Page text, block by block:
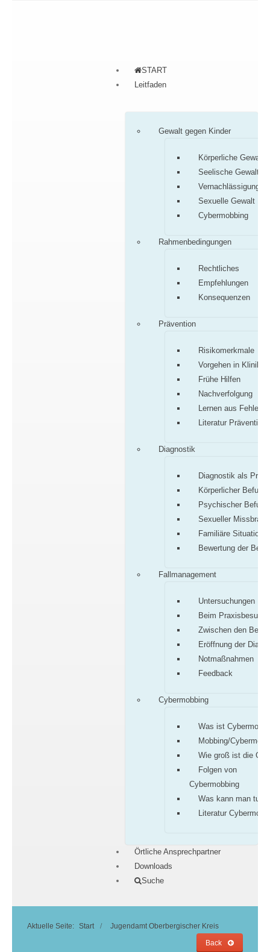
START
Leitfaden
Gewalt gegen Kinder
Körperliche Gewalt
Seelische Gewalt
Vernachlässigung
Sexuelle Gewalt
Cybermobbing
Rahmenbedingungen
Rechtliches
Empfehlungen
Konsequenzen
Prävention
Risikomerkmale
Vorgehen in Klinik/
Frühe Hilfen
Nachverfolgung
Lernen aus Fehlern
Literatur Prävention
Diagnostik
Diagnostik als
Körperlicher Befund
Psychischer Befund
Sexueller
Familiäre Situation
Bewertung der
Fallmanagement
Untersuchungen
Beim Praxisbesuch
Zwischen den
Eröffnung der
Notmaßnahmen
Feedback
Cybermobbing
Was ist
Mobbing/
Wie groß ist die
Folgen von
Cybermobbing
Was kann man tun?
Literatur
Örtliche Ansprechpartner
Downloads
Suche
Aktuelle Seite: Start Jugendamt Oberbergischer Kreis
Back